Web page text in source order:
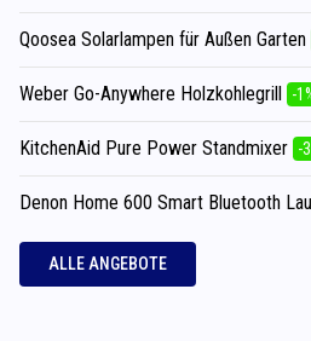
Qoosea Solarlampen für Außen Garten
Weber Go-Anywhere Holzkohlegrill -
KitchenAid Pure Power Standmixer -
Denon Home 600 Smart Bluetooth
ALLE ANGEBOTE